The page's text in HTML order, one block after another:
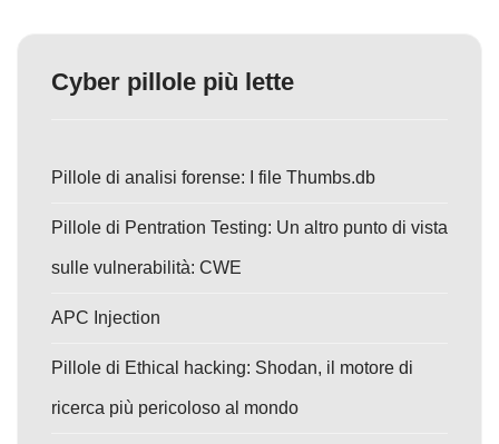
Cyber pillole più lette
Pillole di analisi forense: I file Thumbs.db
Pillole di Pentration Testing: Un altro punto di vista
sulle vulnerabilità: CWE
APC Injection
Pillole di Ethical hacking: Shodan, il motore di
ricerca più pericoloso al mondo